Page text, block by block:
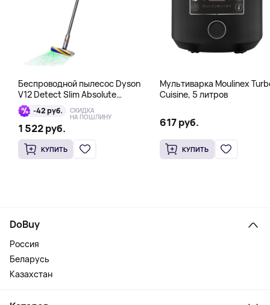
Беспроводной пылесос Dyson
V12 Detect Slim Absolute
Yellow/Nickel, серый
-42 руб. СКИДКА
НА ПОШЛИНУ
1 522 руб.
КУПИТЬ
Мультиварка Moulinex
Cuisine, 5 литров
617 руб.
КУПИТЬ
DoBuy
Россия
Беларусь
Казахстан